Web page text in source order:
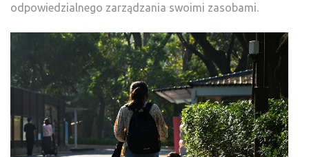
odpowiedzialnego zarządzania swoimi zasobami.